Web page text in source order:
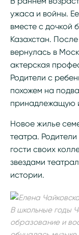
ужаса и войны.
вместе с дочкой
Казахстан.
вернулась в
актерская
Родители с
похожем на
принадлежащую
Новое жилье
театра.
гости своих
звездами
истории.
В школьные годы
образование и